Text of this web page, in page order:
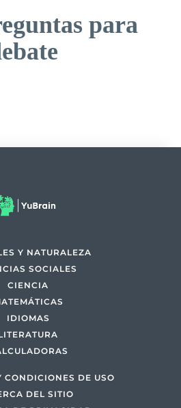
para
Y NATURALEZA
SOCIALES
CIENCIA
IDIOMAS
CONDICIONES DE USO
DEL SITIO